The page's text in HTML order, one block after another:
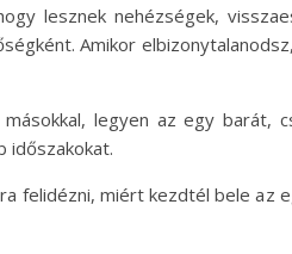
lesznek nehézségek,
Amikor
legyen az egy
időszakokat.
felidézni, miért kezdtél bele